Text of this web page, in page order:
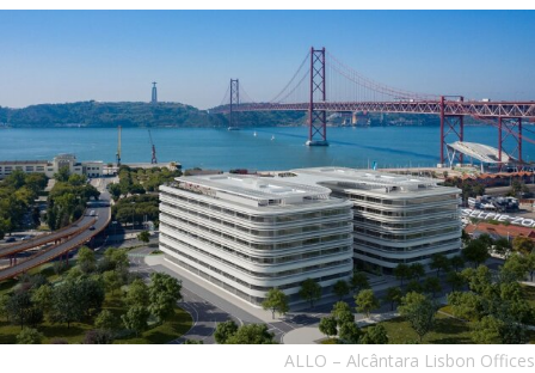
ALLO – Alcântara Lisbon Offices